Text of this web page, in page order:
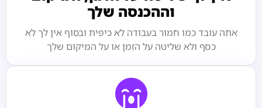
וההכנסה שלך
אתה עובד כמו חמור בעבודה לא כיפית ובסוף אין לך לא
כסף ולא שליטה על הזמן או על המיקום שלך